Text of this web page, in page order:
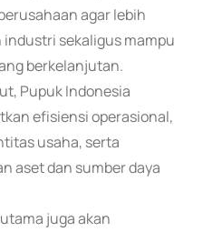
agar lebih
sekaligus mampu
berkelanjutan.
Pupuk Indonesia
efisiensi operasional,
usaha, serta
aset dan sumber daya
juga akan